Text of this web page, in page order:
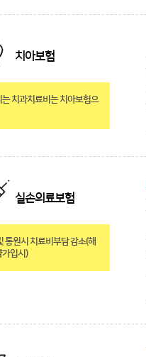
치아보험
치과치료비는 치아보험으
실손의료보험
통원시 치료비부담 감소(해
가입시)